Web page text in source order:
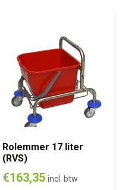
Rolemmer 17 liter
(RVS)
€163,35 incl. btw